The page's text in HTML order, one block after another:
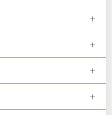
+
+
+
+